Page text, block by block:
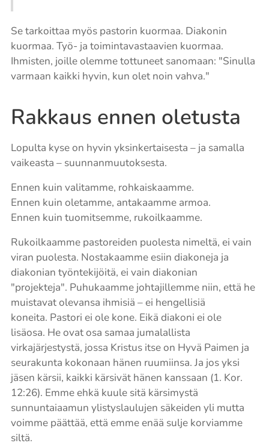
Se tarkoittaa myös pastorin kuormaa. Diakonin
kuormaa. Työ- ja toimintavastaavien kuormaa.
Ihmisten, joille olemme tottuneet sanomaan: "Sinulla
varmaan kaikki hyvin, kun olet noin vahva."
Rakkaus ennen oletusta
Lopulta kyse on hyvin yksinkertaisesta – ja samalla
vaikeasta – suunnanmuutoksesta.
Ennen kuin valitamme, rohkaiskaamme.
Ennen kuin oletamme, antakaamme armoa.
Ennen kuin tuomitsemme, rukoilkaamme.
Rukoilkaamme pastoreiden puolesta nimeltä, ei vain
viran puolesta. Nostakaamme esiin diakoneja ja
diakonian työntekijöitä, ei vain diakonian
"projekteja". Puhukaamme johtajillemme niin, että he
muistavat olevansa ihmisiä – ei hengellisiä
koneita. Pastori ei ole kone. Eikä diakoni ei ole
lisäosa. He ovat osa samaa jumalallista
virkajärjestystä, jossa Kristus itse on Hyvä Paimen ja
seurakunta kokonaan hänen ruumiinsa. Ja jos yksi
jäsen kärsii, kaikki kärsivät hänen kanssaan (1. Kor.
12:26). Emme ehkä kuule sitä kärsimystä
sunnuntaiaamun ylistyslaulujen säkeiden yli mutta
voimme päättää, että emme enää sulje korviamme
siltä.